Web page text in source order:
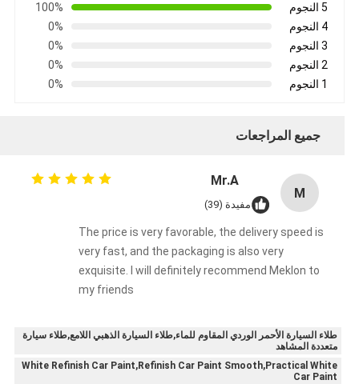
5 النجوم
100%
4 النجوم
0%
3 النجوم
0%
2 النجوم
0%
1 النجوم
0%
جميع المراجعات
M
Mr.A
مفيدة (39)
The price is very favorable, the delivery speed is
very fast, and the packaging is also very
exquisite. I will definitely recommend Meklon to
my friends
طلاء السيارة الأحمر الوردي المقاوم للماء,طلاء السيارة الذهبي اللامع,طلاء سيارة
متعددة المشاهد
White Refinish Car Paint,Refinish Car Paint Smooth,Practical White
Car Paint